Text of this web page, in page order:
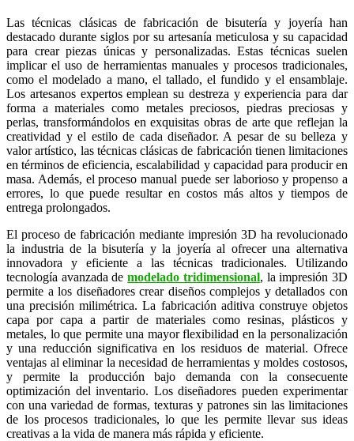
Las técnicas clásicas de fabricación de bisutería y joyería han
destacado durante siglos por su artesanía meticulosa y su capacidad
para crear piezas únicas y personalizadas. Estas técnicas suelen
implicar el uso de herramientas manuales y procesos tradicionales,
como el modelado a mano, el tallado, el fundido y el ensamblaje.
Los artesanos expertos emplean su destreza y experiencia para dar
forma a materiales como metales preciosos, piedras preciosas y
perlas, transformándolos en exquisitas obras de arte que reflejan la
creatividad y el estilo de cada diseñador. A pesar de su belleza y
valor artístico, las técnicas clásicas de fabricación tienen limitaciones
en términos de eficiencia, escalabilidad y capacidad para producir en
masa. Además, el proceso manual puede ser laborioso y propenso a
errores, lo que puede resultar en costos más altos y tiempos de
entrega prolongados.
El proceso de fabricación mediante impresión 3D ha revolucionado
la industria de la bisutería y la joyería al ofrecer una alternativa
innovadora y eficiente a las técnicas tradicionales. Utilizando
tecnología avanzada demodelado tridimensional, la impresión 3D
permite a los diseñadores crear diseños complejos y detallados con
una precisión milimétrica. La fabricación aditiva construye objetos
capa por capa a partir de materiales como resinas, plásticos y
metales, lo que permite una mayor flexibilidad en la personalización
y una reducción significativa en los residuos de material. Ofrece
ventajas al eliminar la necesidad de herramientas y moldes costosos,
y permite la producción bajo demanda con la consecuente
optimización del inventario. Los diseñadores pueden experimentar
con una variedad de formas, texturas y patrones sin las limitaciones
de los procesos tradicionales, lo que les permite llevar sus ideas
creativas a la vida de manera más rápida y eficiente.